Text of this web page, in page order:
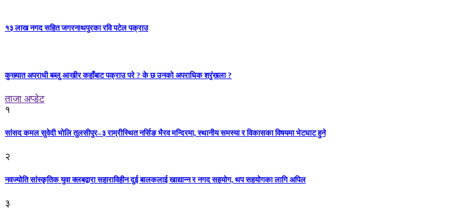
१३ लाख नगद सहित जगरनाथपुरका रवि पटेल पक्राउ
कुख्यात अपराधी बब्लु आखीर कहाँबाट पक्राउ परे ? के छ उनको अपराधिक श्रृंखला ?
ताजा अप्डेट
१
सांसद कमल सुवेदी भोलि तुलसीपुर–३ राम्रीस्थित नर्सिङ भैरव मन्दिरमा, स्थानीय समस्या र विकासका विषयमा भेटघाट हुने
२
नवज्योति सांस्कृतिक युवा क्लबद्वारा सहाराविहीन दुई बालकलाई खाद्यान्न र नगद सहयोग, थप सहयोगका लागि अपिल
३